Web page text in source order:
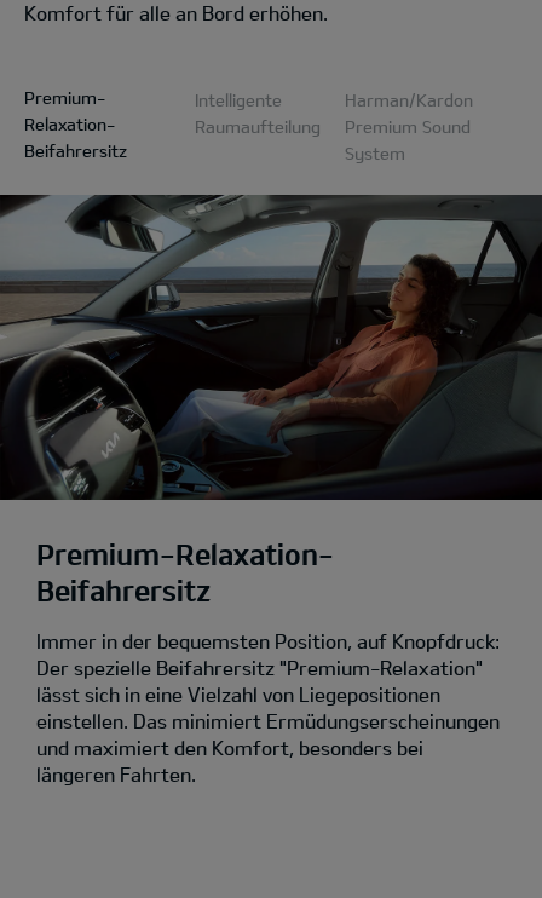
Komfort für alle an Bord erhöhen.
Premium-
Relaxation-
Beifahrersitz
Intelligente
Raumaufteilung
Harman/Kardon
Premium Sound
System
Premium-Relaxation-
Beifahrersitz
Immer in der bequemsten Position, auf Knopfdruck:
Der spezielle Beifahrersitz "Premium-Relaxation"
lässt sich in eine Vielzahl von Liegepositionen
einstellen. Das minimiert Ermüdungserscheinungen
und maximiert den Komfort, besonders bei
längeren Fahrten.